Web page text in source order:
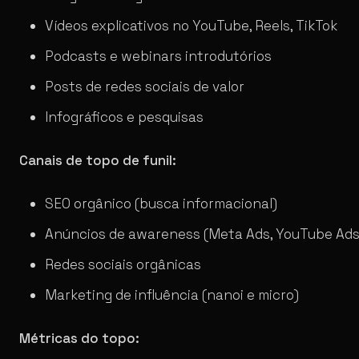
Vídeos explicativos no YouTube, Reels, TikTok
Podcasts e webinars introdutórios
Posts de redes sociais de valor
Infográficos e pesquisas
Canais de topo de funil:
SEO orgânico (busca informacional)
Anúncios de awareness (Meta Ads, YouTube
Redes sociais orgânicas
Marketing de influência (nanoi e micro)
Métricas do topo: